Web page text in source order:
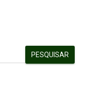
PESQUISAR